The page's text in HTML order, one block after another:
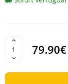
79.90€